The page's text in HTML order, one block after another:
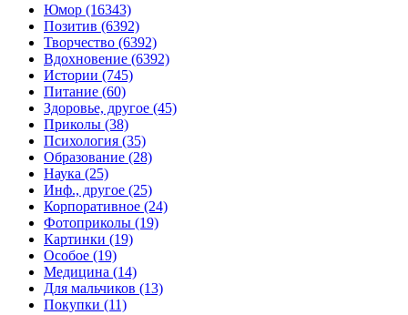
Юмор (16343)
Позитив (6392)
Творчество (6392)
Вдохновение (6392)
Истории (745)
Питание (60)
Здоровье, другое (45)
Приколы (38)
Психология (35)
Образование (28)
Наука (25)
Инф., другое (25)
Корпоративное (24)
Фотоприколы (19)
Картинки (19)
Особое (19)
Медицина (14)
Для мальчиков (13)
Покупки (11)